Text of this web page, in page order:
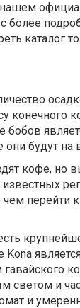
более
каталог
конечного
бобов
они будут на
кофе, но
перейти
светом и
и